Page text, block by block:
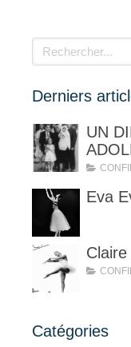
Rechercher
Derniers
UN
Eva
Catégories